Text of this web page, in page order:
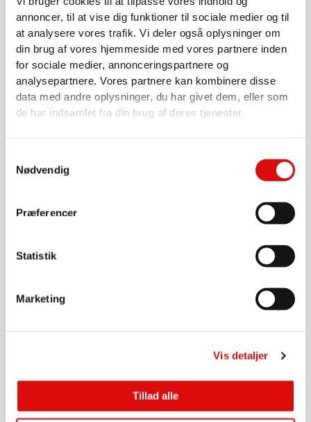
annoncer, til at vise dig funktioner til sociale medier og til
at analysere vores trafik. Vi deler også oplysninger om
din brug af vores hjemmeside med vores partnere inden
for sociale medier, annonceringspartnere og
analysepartnere. Vores partnere kan kombinere disse
data med andre oplysninger, du har givet dem, eller som
de har indsamlet fra din brug af deres tjenester.
Nødvendig
Præferencer
Statistik
Marketing
Vis detaljer
Tillad alle
UDSTYR, SLAMSUGER, GYLLEVOGNE MM.
3" Flange til gyllekanon / vandkanon
0020000802